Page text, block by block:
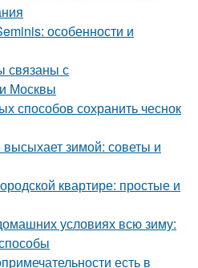
особенности и
связаны с
Москвы
способов сохранить чеснок
зимой: советы и
квартире: простые и
условиях всю зиму:
есть в